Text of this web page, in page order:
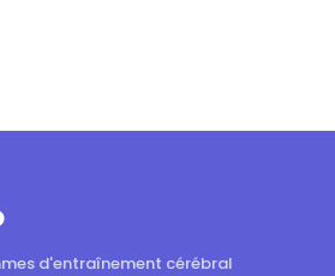
d'entraînement cérébral